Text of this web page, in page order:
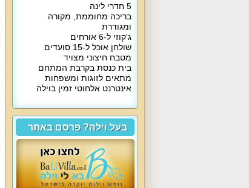
5 חדרי לינה
בריכה מחוממת, מקורה
ומגודרת
ג'קוזי ל-6 אורחים
שולחן אוכל ל-15 סועדים
מטבח חיצוני מצויד
בית כנסת בקרבת המתחם
מתאים לזוגות ומשפחות
אינטרנט אלחוטי זמין בוילה
בעל וילה? פרסם באתר